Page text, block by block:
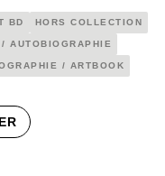
BD HORS COLLECTION
AUTOBIOGRAPHIE
/ ARTBOOK